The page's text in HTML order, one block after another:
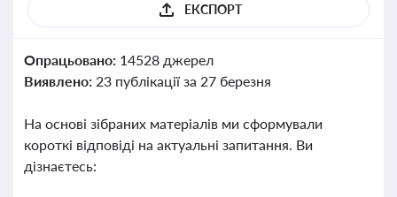
ЕКСПОРТ
Опрацьовано: 14528 джерел
Виявлено: 23 публікації за 27 березня
На основі зібраних матеріалів ми сформували
короткі відповіді на актуальні запитання. Ви
дізнаєтесь: